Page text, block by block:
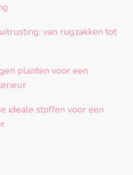
van rugzakken tot
planten voor een
ideale stoffen voor een